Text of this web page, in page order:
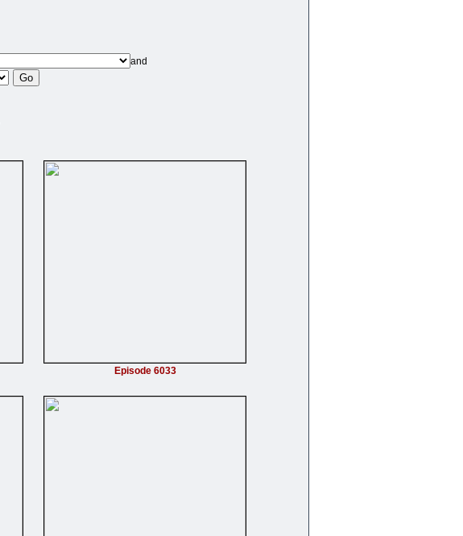
and
Episode 6033